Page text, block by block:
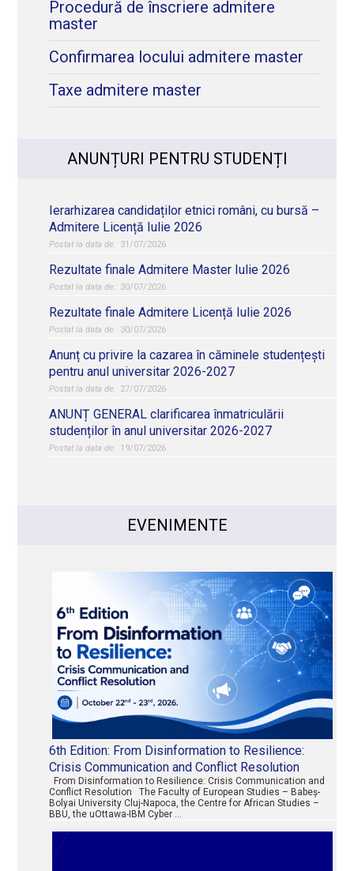
Procedură de înscriere admitere
master
Confirmarea locului admitere master
Taxe admitere master
ANUNȚURI PENTRU STUDENȚI
Ierarhizarea candidaților etnici români, cu bursă –
Admitere Licență Iulie 2026
31/07/2026
Rezultate finale Admitere Master Iulie 2026
30/07/2026
Rezultate finale Admitere Licență Iulie 2026
30/07/2026
Anunț cu privire la cazarea în căminele studențești
pentru anul universitar 2026-2027
27/07/2026
ANUNȚ GENERAL clarificarea înmatriculării
studenților în anul universitar 2026-2027
19/07/2026
EVENIMENTE
6th Edition: From Disinformation to Resilience:
Crisis Communication and Conflict Resolution
From Disinformation to Resilience: Crisis Communication and
Conflict Resolution The Faculty of European Studies – Babeș-
Bolyai University Cluj-Napoca, the Centre for African Studies –
BBU, the uOttawa-IBM Cyber …